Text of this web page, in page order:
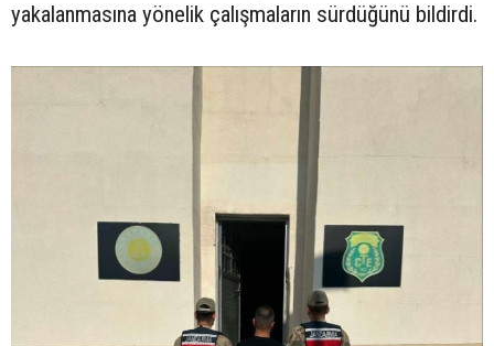
yakalanmasına yönelik çalışmaların sürdüğünü bildirdi.